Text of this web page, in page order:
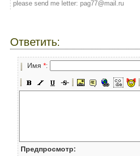
please send me letter: pag77@mail.ru
Ответить:
Имя *:
Предпросмотр: